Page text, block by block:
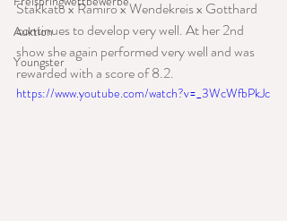
Auktion
Youngster
Stakkato x Ramiro x Wendekreis x Gotthard
continues to develop very well. At her 2nd
show she again performed very well and was
rewarded with a score of 8.2.
https://www.youtube.com/watch?v=_3WcWfbPkJc